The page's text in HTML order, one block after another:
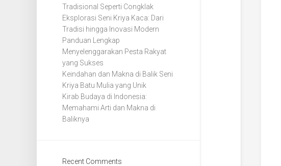
Tradisional Seperti Congklak
Eksplorasi Seni Kriya Kaca: Dari
Tradisi hingga Inovasi Modern
Panduan Lengkap
Menyelenggarakan Pesta Rakyat
yang Sukses
Keindahan dan Makna di Balik Seni
Kriya Batu Mulia yang Unik
Kirab Budaya di Indonesia:
Memahami Arti dan Makna di
Baliknya
Recent Comments